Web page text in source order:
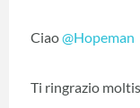
Ciao@Hopeman
Ti ringrazio